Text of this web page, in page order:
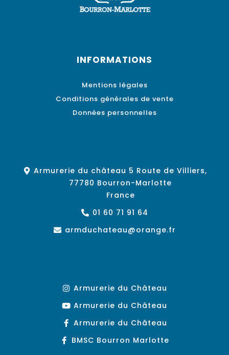
INFORMATIONS
Mentions légales
Conditions générales de vente
Données personnelles
Armurerie du château 5 Route de Villiers,
77780 Bourron-Marlotte
France
01 60 71 91 64
armduchateau@orange.fr
Armurerie du Château
Armurerie du Château
Armurerie du Château
BMSC Bourron Marlotte